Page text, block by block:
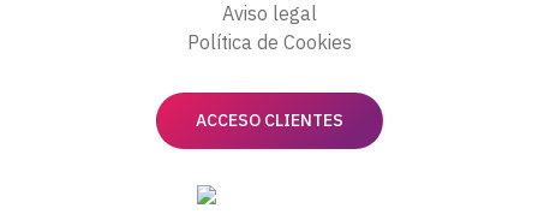
Aviso legal
Política de Cookies
ACCESO CLIENTES